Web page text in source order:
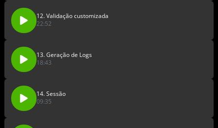
12. Validação customizada
22:52
13. Geração de Logs
18:43
14. Sessão
09:35